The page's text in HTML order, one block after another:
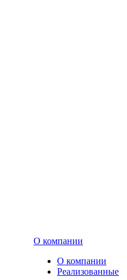
О компании
О компании
Реализованные